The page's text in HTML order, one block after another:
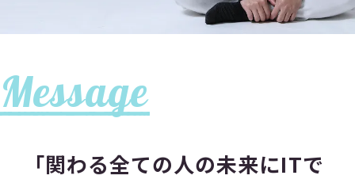
Message
「関わる全ての人の未来にITで